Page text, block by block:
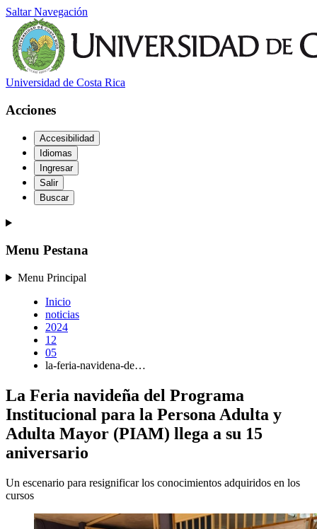
Saltar Navegación
Universidad de Costa Rica
Acciones
Accesibilidad
Idiomas
Ingresar
Salir
Buscar
Menu Pestana
Menu Principal
Inicio
noticias
2024
12
05
la-feria-navidena-de…
La Feria navideña del Programa
Institucional para la Persona Adulta y
Adulta Mayor (PIAM) llega a su 15
aniversario
Un escenario para resignificar los conocimientos adquiridos en los
cursos